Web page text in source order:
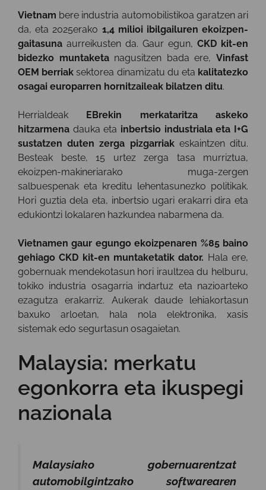
Vietnam bere industria automobilistikoa garatzen ari
da, eta 2025erako 1,4 milioi ibilgailuren ekoizpen-
gaitasuna aurreikusten da. Gaur egun, CKD kit-en
bidezko muntaketanagusitzen bada ere,Vinfast
OEM berriak sektorea dinamizatu du eta kalitatezko
osagai europarren hornitzaileak bilatzen ditu.
Herrialdeak EBrekin merkataritza askeko
hitzarmena dauka eta inbertsio industriala eta I+G
sustatzen duten zerga pizgarriakeskaintzen ditu.
Besteak beste, 15 urtez zerga tasa murriztua,
ekoizpen-makineriarako muga-zergen
salbuespenak eta kreditu lehentasunezko politikak.
Hori guztia dela eta, inbertsio ugari erakarri dira eta
edukiontzi lokalaren hazkundea nabarmena da.
Vietnamen gaur egungo ekoizpenaren %85 baino
gehiago CKD kit-en muntaketatik dator. Hala ere,
gobernuak mendekotasun hori iraultzea du helburu,
tokiko industria osagarria indartuz eta nazioarteko
ezagutza erakarriz. Aukerak daude lehiakortasun
baxuko arloetan, hala nola elektronika, xasis
sistemak edo segurtasun osagaietan.
Malaysia: merkatu
egonkorra eta ikuspegi
nazionala
Malaysiako gobernuarentzat
automobilgintzako softwarearen